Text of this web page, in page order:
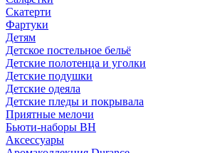
Скатерти
Фартуки
Детям
Детское постельное бельё
Детские полотенца и уголки
Детские подушки
Детские одеяла
Детские пледы и покрывала
Приятные мелочи
Бьюти-наборы ВН
Аксессуары